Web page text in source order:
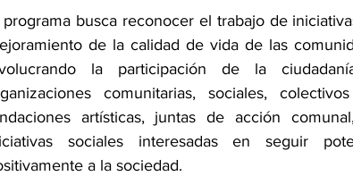
programa busca reconocer el trabajo de
de la calidad de vida de las
la participación de la
comunitarias, sociales,
artísticas, juntas de acción
sociales interesadas en seguir
a la sociedad.